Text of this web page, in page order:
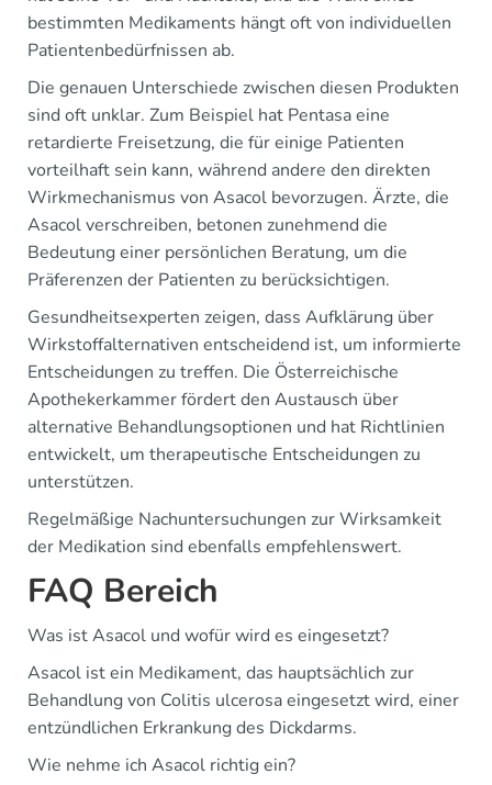
bestimmten Medikaments hängt oft von individuellen
Patientenbedürfnissen ab.
Die genauen Unterschiede zwischen diesen Produkten
sind oft unklar. Zum Beispiel hat Pentasa eine
retardierte Freisetzung, die für einige Patienten
vorteilhaft sein kann, während andere den direkten
Wirkmechanismus von Asacol bevorzugen. Ärzte, die
Asacol verschreiben, betonen zunehmend die
Bedeutung einer persönlichen Beratung, um die
Präferenzen der Patienten zu berücksichtigen.
Gesundheitsexperten zeigen, dass Aufklärung über
Wirkstoffalternativen entscheidend ist, um informierte
Entscheidungen zu treffen. Die Österreichische
Apothekerkammer fördert den Austausch über
alternative Behandlungsoptionen und hat Richtlinien
entwickelt, um therapeutische Entscheidungen zu
unterstützen.
Regelmäßige Nachuntersuchungen zur Wirksamkeit
der Medikation sind ebenfalls empfehlenswert.
FAQ Bereich
Was ist Asacol und wofür wird es eingesetzt?
Asacol ist ein Medikament, das hauptsächlich zur
Behandlung von Colitis ulcerosa eingesetzt wird, einer
entzündlichen Erkrankung des Dickdarms.
Wie nehme ich Asacol richtig ein?